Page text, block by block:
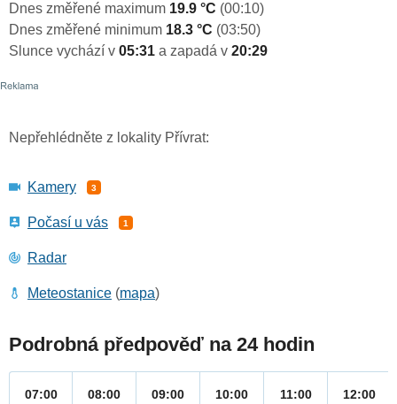
Dnes změřené maximum 19.9 °C (00:10)
Dnes změřené minimum 18.3 °C (03:50)
Slunce vychází v 05:31 a zapadá v 20:29
Nepřehlédněte z lokality Přívrat:
Kamery 3
Počasí u vás 1
Radar
Meteostanice (mapa)
Podrobná předpověď na 24 hodin
07:00 08:00 09:00 10:00 11:00 12:00